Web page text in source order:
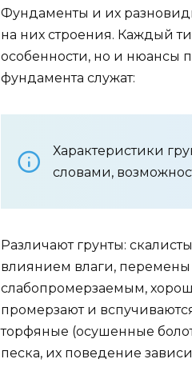
Фундаменты и их
на них строения. Каждый
особенности, но и нюансы
фундамента служат:
Характеристики
словами,
Различают грунты:
влиянием влаги, перемены
слабопромерзаемым,
промерзают и
торфяные (осушенные
песка, их поведение